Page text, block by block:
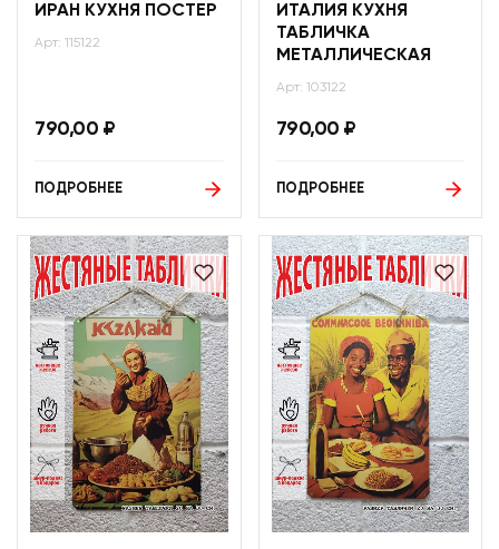
ИРАН КУХНЯ ПОСТЕР
Арт: 115122
790,00 ₽
ПОДРОБНЕЕ
ИТАЛИЯ КУХНЯ
ТАБЛИЧКА
МЕТАЛЛИЧЕСКАЯ
Арт: 103122
790,00 ₽
ПОДРОБНЕЕ